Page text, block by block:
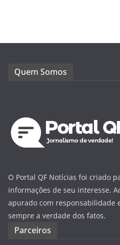
Quem Somos
O Portal QF Notícias foi criado
informações de seu interesse.
apurado com responsabilidade
sempre a verdade dos fatos.
Parceiros